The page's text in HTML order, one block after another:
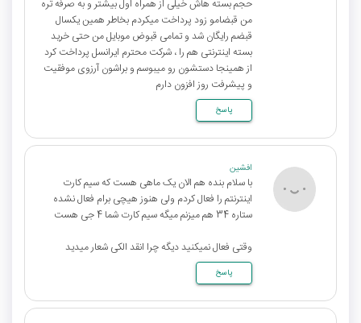
حجم بسته هاش خیلی از همراه اول بیشتر و به صرفه تره
من قبضامو زود پرداخت میکردم بخاطر همین یکسال
قبضم رایگان شد و تمامی قبوض موبایل من حتی خرید
بسته اینترنتی هم را ، شرکت محترم ایرانسل پرداخت کرد
از همینجا دستشون رو میبوسم و براشون آرزوی موفقیت
و پیشرفت روز افزون دارم
پاسخ
افشین
با سلام بنده هم الان یک ماهی هست که سیم کارت
اینترنتم را فعال کردم ولی هنوز هیچی برام فعال نشده
ستاره 34 هم میزنم میگه سیم کارت شما 4 جی هست
وقتی فعال نمیکنید دیگه چرا انقد الکی شعار میدید
پاسخ